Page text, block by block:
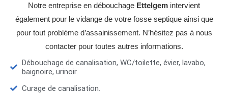
Notre entreprise en débouchage Ettelgem intervient
également pour le vidange de votre fosse septique ainsi que
pour tout problème d’assainissement. N’hésitez pas à nous
contacter pour toutes autres informations.
Débouchage de canalisation, WC/toilette, évier, lavabo,
baignoire, urinoir.
Curage de canalisation.